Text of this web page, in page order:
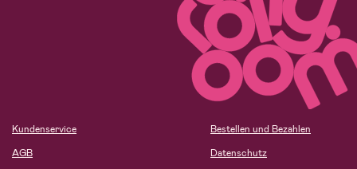
Kundenservice
AGB
Bestellen und Bezahlen
Datenschutz